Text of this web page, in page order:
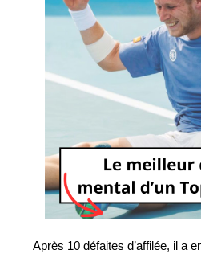
Après 10 défaites d’affilée, il a